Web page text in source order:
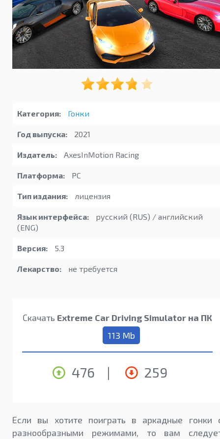
Категория: Гонки
Год выпуска: 2021
Издатель: AxesInMotion Racing
Платформа: PC
Тип издания: лицензия
Язык интерфейса:
русский (RUS) / английский
(ENG)
Версия: 5.3
Лекарство: не требуется
Скачать Extreme Car Driving Simulator на ПК
113 Mb
476 | 259
Если вы хотите поиграть в аркадные гонки
разнообразными режимами, то вам